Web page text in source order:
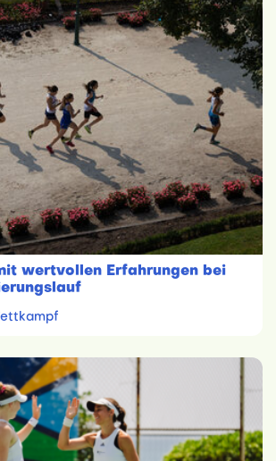
wertvollen Erfahrungen bei